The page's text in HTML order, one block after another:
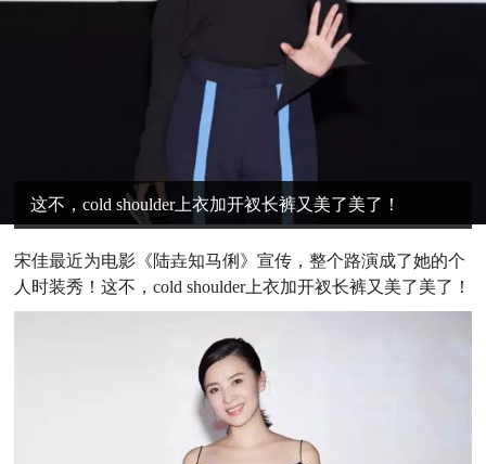
这不，cold shoulder上衣加开衩长裤又美了美了！
宋佳最近为电影《陆垚知马俐》宣传，整个路演成了她的个
人时装秀！这不，cold shoulder上衣加开衩长裤又美了美了！